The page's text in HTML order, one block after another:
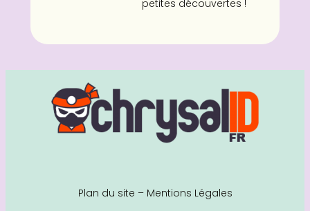
petites découvertes !
Plan du site – Mentions Légales